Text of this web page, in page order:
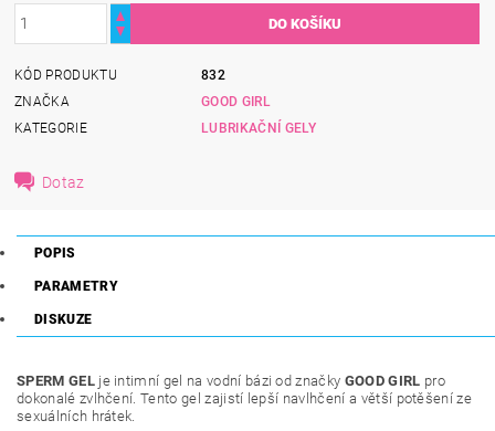
KÓD PRODUKTU
832
ZNAČKA
GOOD GIRL
KATEGORIE
LUBRIKAČNÍ GELY
Dotaz
POPIS
PARAMETRY
DISKUZE
SPERM GEL je intimní gel na vodní bázi od značky GOOD GIRL pro
dokonalé zvlhčení. Tento gel zajistí lepší navlhčení a větší potěšení ze
sexuálních hrátek.